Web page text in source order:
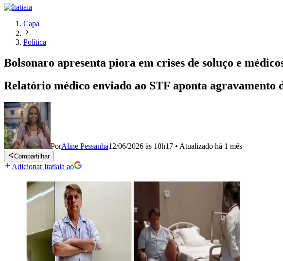
Capa
Política
Bolsonaro apresenta piora em crises de soluço e
Relatório médico enviado ao STF aponta agravamento
PorAline Pessanha12/06/2026 às 18h17 • Atualizado há 1 mês
Compartilhar
Adicionar Itatiaia ao